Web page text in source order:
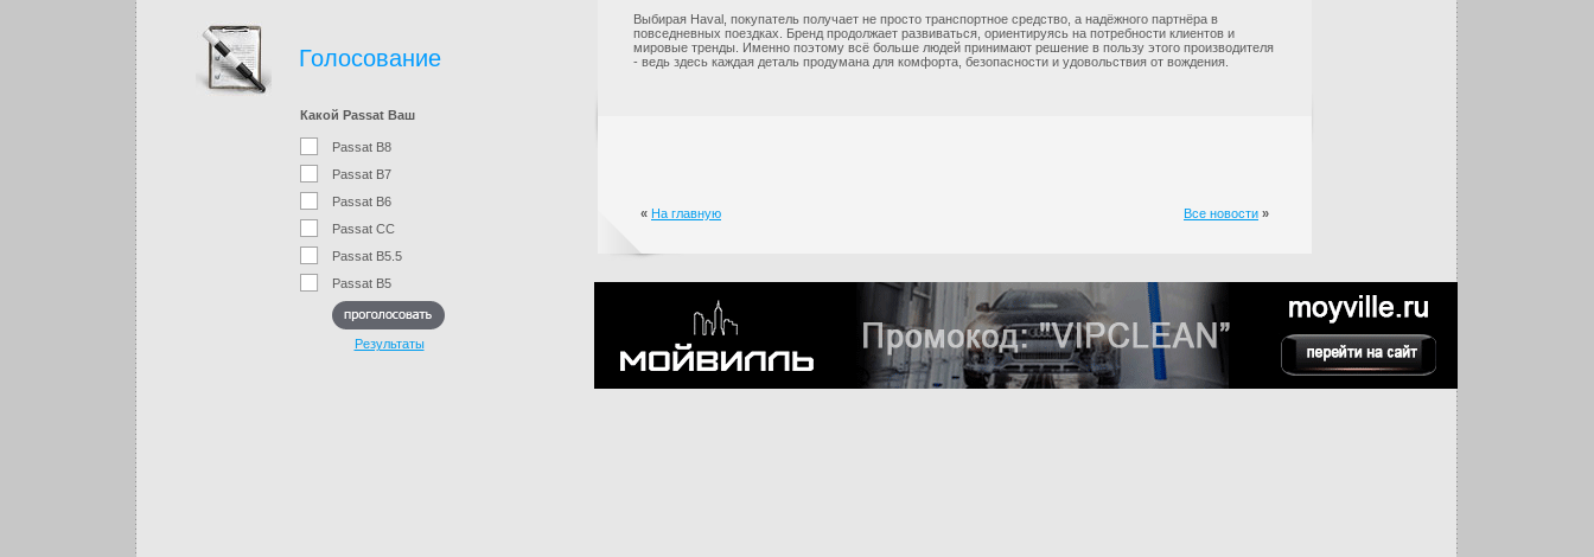
Голосование
Какой Passat Ваш
Passat B8
Passat B7
Passat B6
Passat CC
Passat B5.5
Passat B5
Результаты
Выбирая Haval, покупатель получает не просто транспортное средство, а надёжного партнёра в
повседневных поездках. Бренд продолжает развиваться, ориентируясь на потребности клиентов и
мировые тренды. Именно поэтому всё больше людей принимают решение в пользу этого производителя
- ведь здесь каждая деталь продумана для комфорта, безопасности и удовольствия от вождения.
« На главную Все новости »